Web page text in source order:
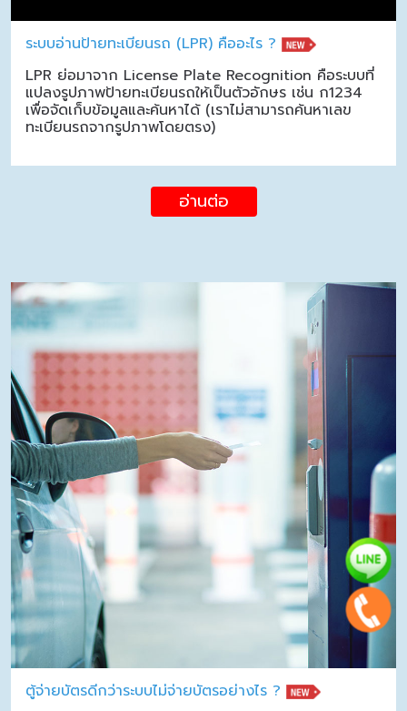
ระบบอ่านป้ายทะเบียนรถ (LPR) คืออะไร ?
LPR ย่อมาจาก License Plate Recognition คือระบบที่
แปลงรูปภาพป้ายทะเบียนรถให้เป็นตัวอักษร เช่น ก1234
เพื่อจัดเก็บข้อมูลและค้นหาได้ (เราไม่สามารถค้นหาเลข
ทะเบียนรถจากรูปภาพโดยตรง)
อ่านต่อ
ตู้จ่ายบัตรดีกว่าระบบไม่จ่ายบัตรอย่างไร ?